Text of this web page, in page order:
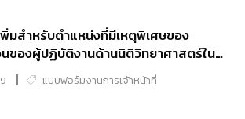
มสำหรับตำแหน่งที่มีเหตุพิเศษของ
นของผู้ปฏิบัติงานด้านนิติวิทยาศาสตร์ใน
ตร์ (พ.ต.ว) (รายเดือน)
แบบฟอร์มงานการเจ้าหน้าที่